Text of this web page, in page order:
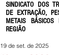
SINDICATO DOS
DE EXTRAÇÃO,
METAIS
REGIÃO
19 de set. de 2025